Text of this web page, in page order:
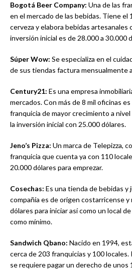
Bogotá Beer Company: Una de las
en el mercado de las bebidas. Tiene el
cerveza y elabora bebidas artesanales
inversión inicial es de 28.000 a 30.000
Súper Wow: Se especializa en el
de sus tiendas factura mensualmente
Century21: Es una empresa
mercados. Con más de 8 mil oficinas
franquicia de mayor crecimiento a
la inversión inicial con 25.000 dólares.
Jeno’s Pizza: Un marca de Telepizza,
franquicia que cuenta ya con 110
20.000 dólares para emprezar.
Cosechas: Es una tienda de bebidas y
compañía es de origen costarricense
dólares para iniciar así como un local
como mínimo.
Sandwich Qbano: Nacido en 1994,
cerca de 203 franquicias y 100 locales.
se requiere pagar un derecho de unos